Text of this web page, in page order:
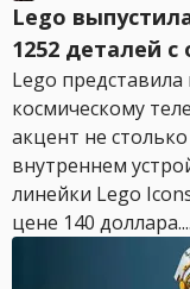
Lego
1252 деталей
Lego
космическому
акцент не
внутреннем
линейки Lego
цене 140 доллара....